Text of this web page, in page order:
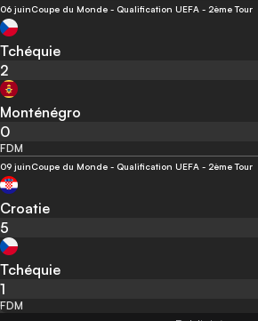
06 juinCoupe du Monde - Qualification UEFA - 2ème Tour
Tchéquie
2
Monténégro
0
FDM
09 juinCoupe du Monde - Qualification UEFA - 2ème Tour
Croatie
5
Tchéquie
1
FDM